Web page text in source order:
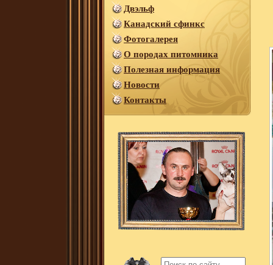
Двэльф
Канадский сфинкс
Фотогалерея
О породах питомника
Полезная информация
Новости
Контакты